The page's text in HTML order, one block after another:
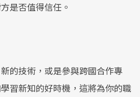
是否值得信任。
的技術，或是參與跨國合作專
習新知的好時機，這將為你的職